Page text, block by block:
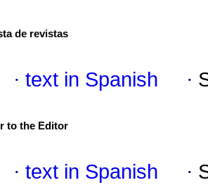
de revistas
· text in Spanish ·
to the Editor
· text in Spanish ·